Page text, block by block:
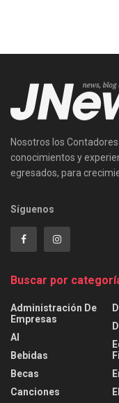
Nosotros los
conocimientos y
egresados, para
Síguenos
Buscar por
Administración De
Empresas
AI
Bebidas
Becas
Canciones